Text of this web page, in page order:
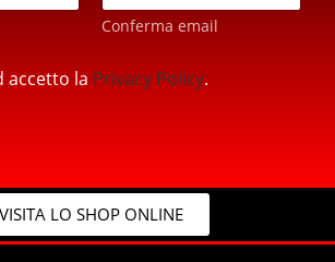
Conferma email
accetto la Privacy Policy.
VISITA LO SHOP ONLINE